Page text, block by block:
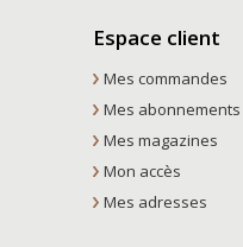
Espace client
Mes commandes
Mes abonnements
Mes magazines
Mon accès
Mes adresses